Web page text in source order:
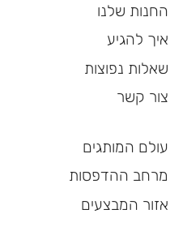
החנות שלנו
איך להגיע
שאלות נפוצות
צור קשר
עולם המותגים
מרחב ההדפסות
אזור המבצעים